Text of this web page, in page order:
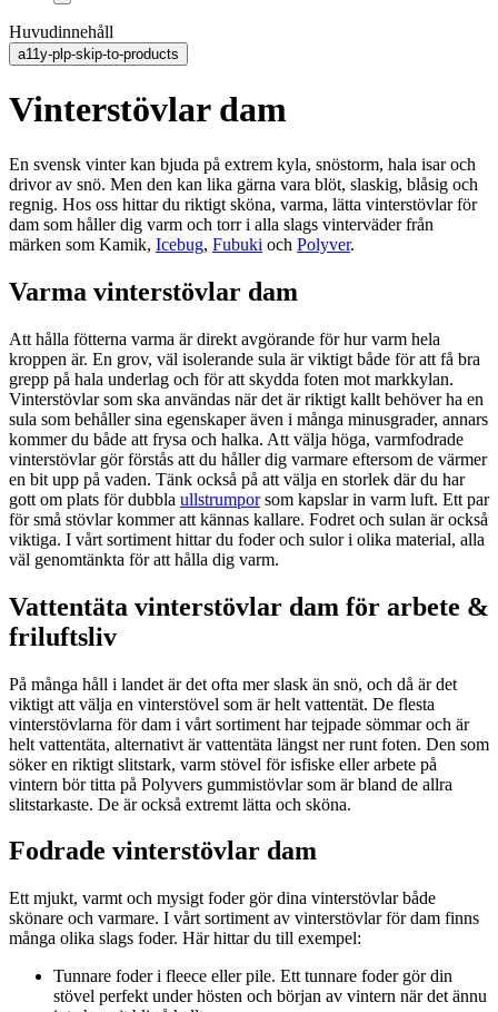
Huvudinnehåll
a11y-plp-skip-to-products
Vinterstövlar dam
En svensk vinter kan bjuda på extrem kyla, snöstorm, hala isar och
drivor av snö. Men den kan lika gärna vara blöt, slaskig, blåsig och
regnig. Hos oss hittar du riktigt sköna, varma, lätta vinterstövlar för
dam som håller dig varm och torr i alla slags vinterväder från
märken som Kamik, Icebug, Fubuki och Polyver.
Varma vinterstövlar dam
Att hålla fötterna varma är direkt avgörande för hur varm hela
kroppen är. En grov, väl isolerande sula är viktigt både för att få bra
grepp på hala underlag och för att skydda foten mot markkylan.
Vinterstövlar som ska användas när det är riktigt kallt behöver ha en
sula som behåller sina egenskaper även i många minusgrader, annars
kommer du både att frysa och halka. Att välja höga, varmfodrade
vinterstövlar gör förstås att du håller dig varmare eftersom de värmer
en bit upp på vaden. Tänk också på att välja en storlek där du har
gott om plats för dubbla ullstrumporsom kapslar in varm luft. Ett par
för små stövlar kommer att kännas kallare. Fodret och sulan är också
viktiga. I vårt sortiment hittar du foder och sulor i olika material, alla
väl genomtänkta för att hålla dig varm.
Vattentäta vinterstövlar dam för arbete &
friluftsliv
På många håll i landet är det ofta mer slask än snö, och då är det
viktigt att välja en vinterstövel som är helt vattentät. De flesta
vinterstövlarna för dam i vårt sortiment har tejpade sömmar och är
helt vattentäta, alternativt är vattentäta längst ner runt foten. Den som
söker en riktigt slitstark, varm stövel för isfiske eller arbete på
vintern bör titta på Polyvers gummistövlar som är bland de allra
slitstarkaste. De är också extremt lätta och sköna.
Fodrade vinterstövlar dam
Ett mjukt, varmt och mysigt foder gör dina vinterstövlar både
skönare och varmare. I vårt sortiment av vinterstövlar för dam finns
många olika slags foder. Här hittar du till exempel:
Tunnare foder i fleece eller pile. Ett tunnare foder gör din
stövel perfekt under hösten och början av vintern när det ännu